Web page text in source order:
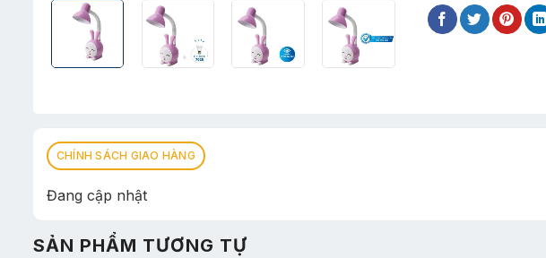
CHÍNH SÁCH GIAO HÀNG
Đang cập nhật
SẢN PHẨM TƯƠNG TỰ